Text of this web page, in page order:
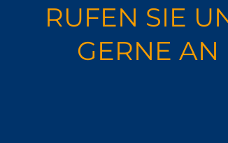
RUFEN SIE
GERNE AN